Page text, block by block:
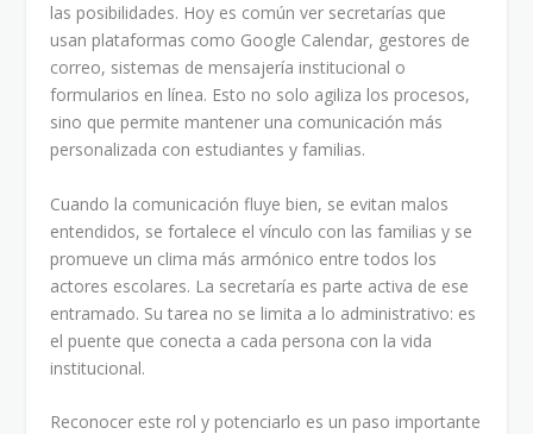
las posibilidades. Hoy es común ver secretarías que
usan plataformas como Google Calendar, gestores de
correo, sistemas de mensajería institucional o
formularios en línea. Esto no solo agiliza los procesos,
sino que permite mantener una comunicación más
personalizada con estudiantes y familias.
Cuando la comunicación fluye bien, se evitan malos
entendidos, se fortalece el vínculo con las familias y se
promueve un clima más armónico entre todos los
actores escolares. La secretaría es parte activa de ese
entramado. Su tarea no se limita a lo administrativo: es
el puente que conecta a cada persona con la vida
institucional.
Reconocer este rol y potenciarlo es un paso importante